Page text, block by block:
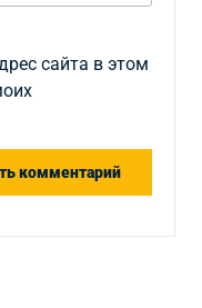
сайта в этом